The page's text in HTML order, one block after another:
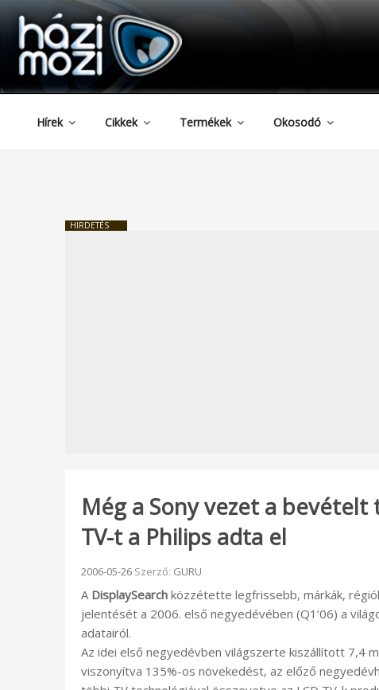
Tartalomhoz
HAZIMOZI
Hírek Cikkek Termékek Okosodó
HIRDETÉS
Még a Sony vezet a
TV-t a Philips adta el
Beküldve:
2006-05-26 Szerző: GURU
A DisplaySearch közzétette legfrissebb, márkák,
jelentését a 2006. első negyedévében (Q1’06) a
adatairól.
Az idei első negyedévben világszerte kiszállított 7,4
viszonyítva 135%-os növekedést, az előző